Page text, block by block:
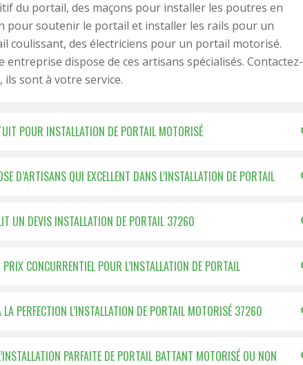
du portail, des maçons pour installer les poutres en
pour soutenir le portail et installer les rails pour un
coulissant, des électriciens pour un portail motorisé.
entreprise dispose de ces artisans spécialisés. Contactez-
ils sont à votre service.
POUR INSTALLATION DE PORTAIL MOTORISÉ
D’ARTISANS QUI EXCELLENT DANS L’INSTALLATION DE PORTAIL
UN DEVIS INSTALLATION DE PORTAIL 37260
CONCURRENTIEL POUR L’INSTALLATION DE PORTAIL
PERFECTION L’INSTALLATION DE PORTAIL MOTORISÉ 37260
PARFAITE DE PORTAIL BATTANT MOTORISÉ OU NON